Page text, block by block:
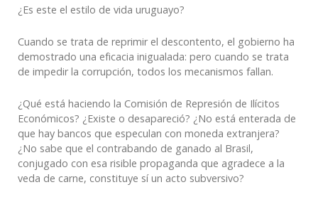
¿Es este el estilo de vida uruguayo?
Cuando se trata de reprimir el descontento, el gobierno ha
demostrado una eficacia inigualada: pero cuando se trata
de impedir la corrupción, todos los mecanismos fallan.
¿Qué está haciendo la Comisión de Represión de Ilícitos
Económicos? ¿Existe o desapareció? ¿No está enterada de
que hay bancos que especulan con moneda extranjera?
¿No sabe que el contrabando de ganado al Brasil,
conjugado con esa risible propaganda que agradece a la
veda de carne, constituye sí un acto subversivo?